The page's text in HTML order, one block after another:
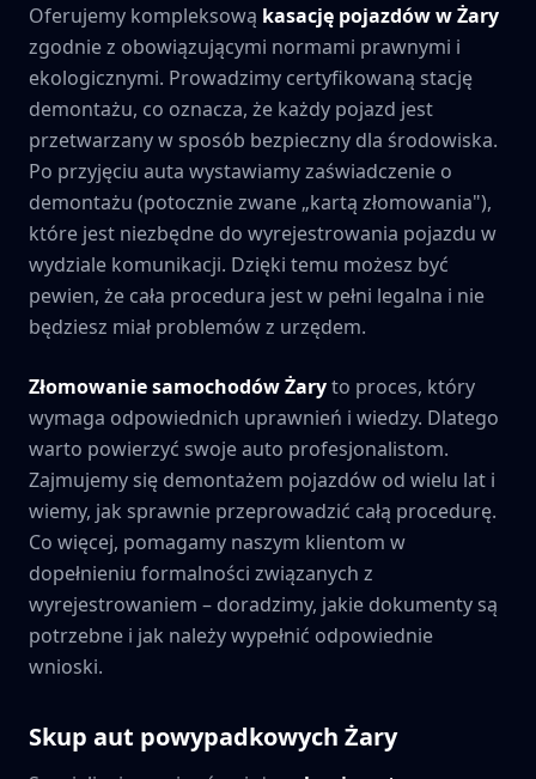
Oferujemy kompleksową kasację pojazdów wŻary
zgodnie z obowiązującymi normami prawnymi i
ekologicznymi. Prowadzimy certyfikowaną stację
demontażu, co oznacza, że każdy pojazd jest
przetwarzany w sposób bezpieczny dla środowiska.
Po przyjęciu auta wystawiamy zaświadczenie o
demontażu (potocznie zwane „kartą złomowania"),
które jest niezbędne do wyrejestrowania pojazdu w
wydziale komunikacji. Dzięki temu możesz być
pewien, że cała procedura jest w pełni legalna i nie
będziesz miał problemów z urzędem.
Złomowanie samochodówŻaryto proces, który
wymaga odpowiednich uprawnień i wiedzy. Dlatego
warto powierzyć swoje auto profesjonalistom.
Zajmujemy się demontażem pojazdów od wielu lat i
wiemy, jak sprawnie przeprowadzić całą procedurę.
Co więcej, pomagamy naszym klientom w
dopełnieniu formalności związanych z
wyrejestrowaniem – doradzimy, jakie dokumenty są
potrzebne i jak należy wypełnić odpowiednie
wnioski.
Skup aut powypadkowych Żary